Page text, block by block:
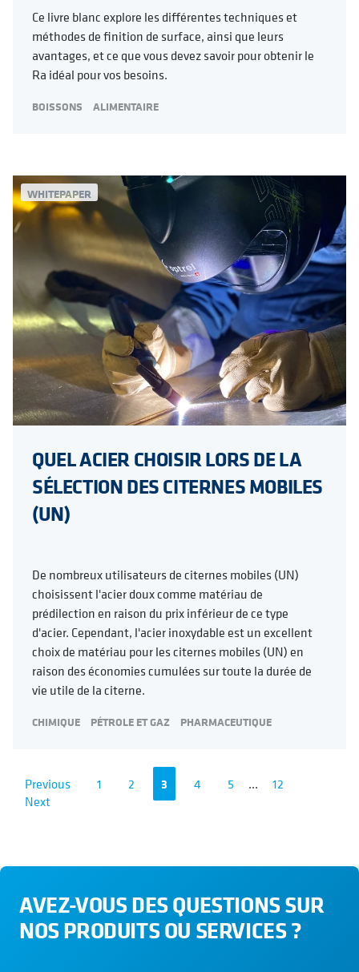
Ce livre blanc explore les différentes techniques et
méthodes de finition de surface, ainsi que leurs
avantages, et ce que vous devez savoir pour obtenir le
Ra idéal pour vos besoins.
BOISSONS ALIMENTAIRE
WHITEPAPER
QUEL ACIER CHOISIR LORS DE LA
SÉLECTION DES CITERNES MOBILES
(UN)
De nombreux utilisateurs de citernes mobiles (UN)
choisissent l'acier doux comme matériau de
prédilection en raison du prix inférieur de ce type
d'acier. Cependant, l'acier inoxydable est un excellent
choix de matériau pour les citernes mobiles (UN) en
raison des économies cumulées sur toute la durée de
vie utile de la citerne.
CHIMIQUE PÉTROLE ET GAZ PHARMACEUTIQUE
Previous 1 2 3 4 5 ...
12
Next
AVEZ-VOUS DES QUESTIONS SUR
NOS PRODUITS OU SERVICES ?